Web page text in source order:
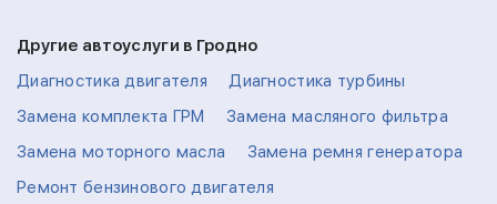
Другие автоуслуги в Гродно
Диагностика двигателя
Диагностика турбины
Замена комплекта ГРМ
Замена масляного фильтра
Замена моторного масла
Замена ремня генератора
Ремонт бензинового двигателя